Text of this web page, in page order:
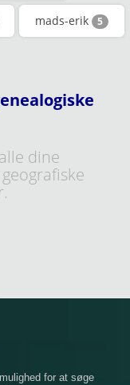
mads-erik 5
dine
for at søge